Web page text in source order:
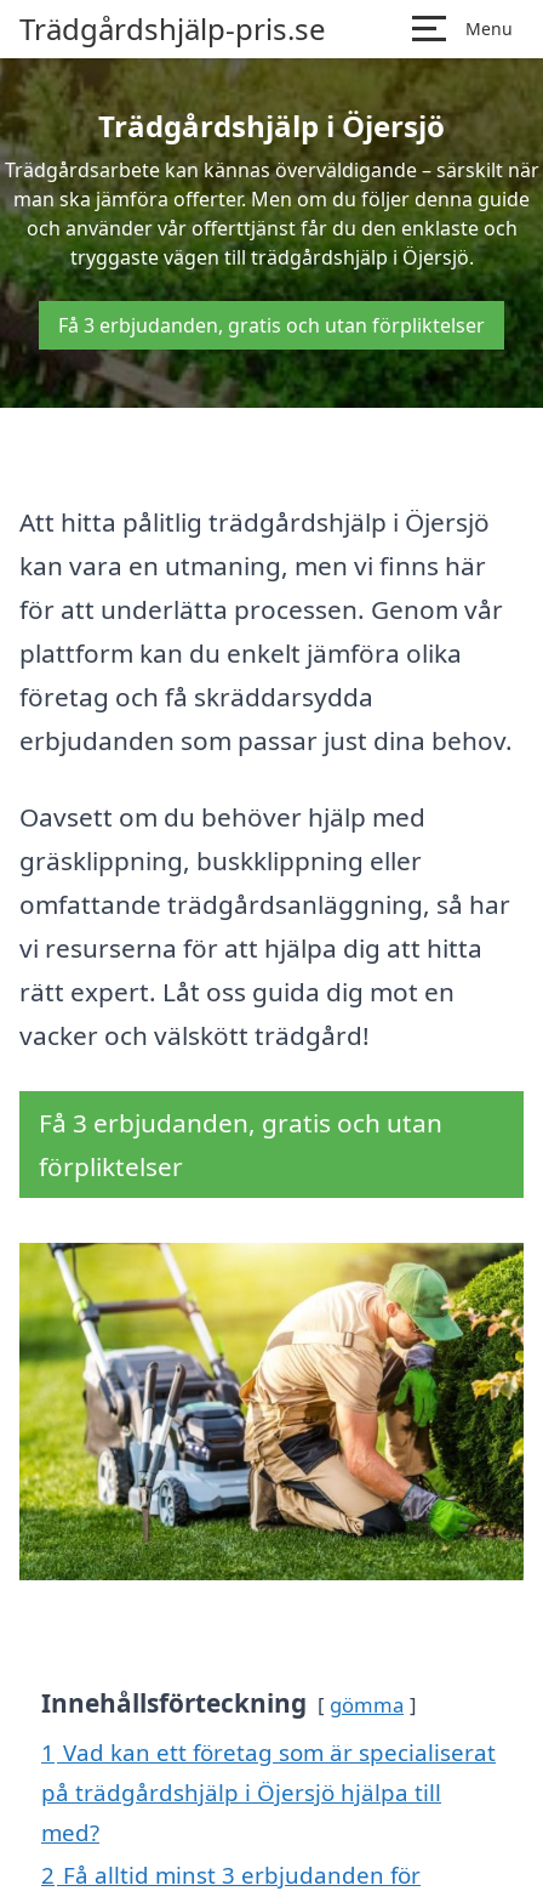
Trädgårdshjälp-pris.se Menu
Trädgårdshjälp i Öjersjö
Trädgårdsarbete kan kännas överväldigande – särskilt när
man ska jämföra offerter. Men om du följer denna guide
och använder vår offerttjänst får du den enklaste och
tryggaste vägen till trädgårdshjälp i Öjersjö.
Få 3 erbjudanden, gratis och utan förpliktelser
Att hitta pålitlig trädgårdshjälp i Öjersjö
kan vara en utmaning, men vi finns här
för att underlätta processen. Genom vår
plattform kan du enkelt jämföra olika
företag och få skräddarsydda
erbjudanden som passar just dina behov.
Oavsett om du behöver hjälp med
gräsklippning, buskklippning eller
omfattande trädgårdsanläggning, så har
vi resurserna för att hjälpa dig att hitta
rätt expert. Låt oss guida dig mot en
vacker och välskött trädgård!
Få 3 erbjudanden, gratis och utan
förpliktelser
Innehållsförteckning gömma
1 Vad kan ett företag som är specialiserat
på trädgårdshjälp i Öjersjö hjälpa till
med?
2 Få alltid minst 3 erbjudanden för